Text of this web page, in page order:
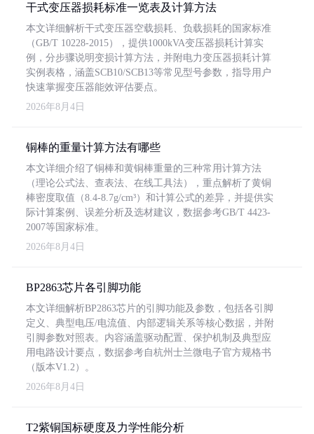
干式变压器损耗标准一览表及计算方法
本文详细解析干式变压器空载损耗、负载损耗的国家标准
（GB/T 10228-2015），提供1000kVA变压器损耗计算实
例，分步骤说明变损计算方法，并附电力变压器损耗计算
实例表格，涵盖SCB10/SCB13等常见型号参数，指导用户
快速掌握变压器能效评估要点。
2026年8月4日
铜棒的重量计算方法有哪些
本文详细介绍了铜棒和黄铜棒重量的三种常用计算方法
（理论公式法、查表法、在线工具法），重点解析了黄铜
棒密度取值（8.4-8.7g/cm³）和计算公式的差异，并提供实
际计算案例、误差分析及选材建议，数据参考GB/T 4423-
2007等国家标准。
2026年8月4日
BP2863芯片各引脚功能
本文详细解析BP2863芯片的引脚功能及参数，包括各引脚
定义、典型电压/电流值、内部逻辑关系等核心数据，并附
引脚参数对照表。内容涵盖驱动配置、保护机制及典型应
用电路设计要点，数据参考自杭州士兰微电子官方规格书
（版本V1.2）。
2026年8月4日
T2紫铜国标硬度及力学性能分析